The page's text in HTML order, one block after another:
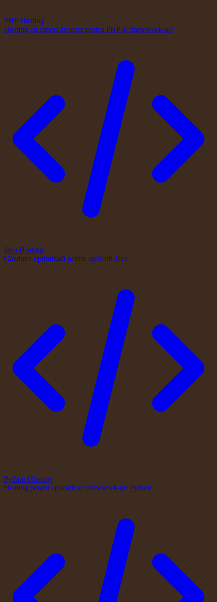
PHP Hosting
Hosting cu suport avansat pentru PHP și framework-uri
Java Hosting
Găzduire optimizată pentru aplicații Java
Python Hosting
Hosting pentru aplicații și framework-uri Python